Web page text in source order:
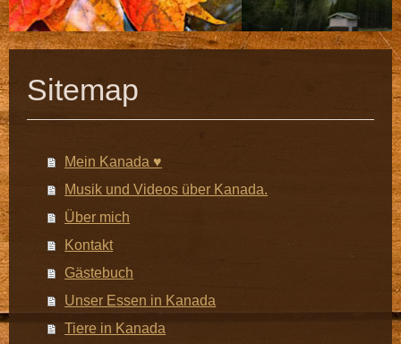
Sitemap
Mein Kanada ♥
Musik und Videos über Kanada.
Über mich
Kontakt
Gästebuch
Unser Essen in Kanada
Tiere in Kanada